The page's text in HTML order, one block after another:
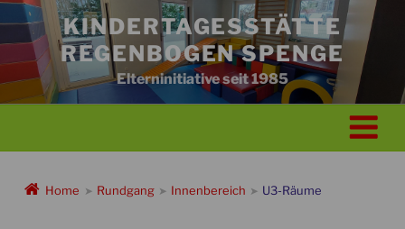
Zum
Inhalt
springen
KINDERTAGESSTÄTTE
REGENBOGEN SPENGE
Elterninitiative seit 1985
Home ➤ Rundgang ➤ Innenbereich ➤ U3-Räume